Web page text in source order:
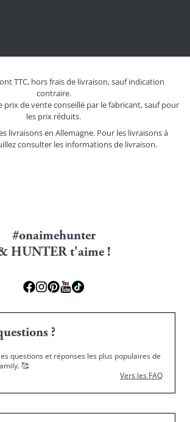
TTC, hors frais de livraison, sauf indication
contraire.
prix de vente conseillé par le fabricant, sauf pour
les prix réduits.
livraisons en Allemagne. Pour les livraisons à
consulter les informations de livraison.
#onaimehunter
HUNTER t'aime !
?
questions et réponses les plus populaires de
🥰
Vers les FAQ